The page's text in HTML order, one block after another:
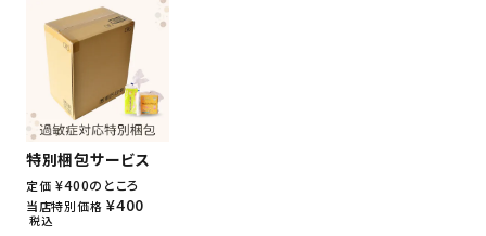
特別梱包サービス
定価 ¥400のところ
当店特別価格 ¥400
税込